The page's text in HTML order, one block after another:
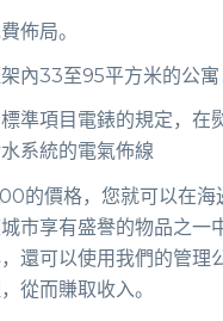
佈局。
內33至95平方米的公寓
準項目電錶的規定，在
系統的電氣佈線
的價格，您就可以在海
市享有盛譽的物品之一
還可以使用我們的管理
從而賺取收入。